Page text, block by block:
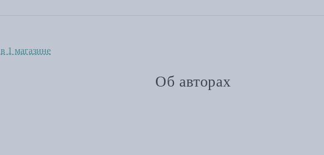
в 1 магазине
Об авторах